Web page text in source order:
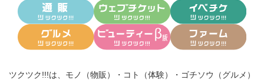
ツクツク!!!は、 モノ（物販） ・ コト（体験） ・ ゴチソウ（グルメ）